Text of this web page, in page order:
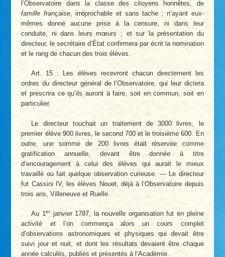
l’Observatoire dans la classe des citoyens honnêtes, de
famille française, irréprochable et sans tache ; n’ayant eux-
mêmes donné aucune prise à la censure, ni dans leur
conduite, ni dans leurs mœurs ; et sur la présentation du
directeur, le secrétaire d’État confirmera par écrit la nomination
et le rang de chacun des trois élèves.
Art. 15 : Les élèves recevront chacun directement les
ordres du directeur général de l’Observatoire, qui leur dictera
et prescrira ce qu’ils auront à faire, soit en commun, soit en
particulier.
Le directeur touchait un traitement de 3000 livres, le
premier élève 900 livres, le second 700 et le troisième 600. En
outre, une somme de 200 livres était réservée comme
gratification annuelle, devant être donnée à titre
d’encouragement à celui des élèves qui aurait le mieux
travaillé ou fait quelque observation curieuse. — Le directeur
fut Cassini IV, les élèves Nouet, déjà à l’Observatoire depuis
trois ans, Villeneuve et Ruelle.
Au 1erjanvier 1787, la nouvelle organisation fut en pleine
activité et l’on commença alors un cours complet
d’observations astronomiques et physiques qui devait être
suivi jour et nuit, et dont les résultats devaient être chaque
année calculés, publiés et présentés à l’Académie.